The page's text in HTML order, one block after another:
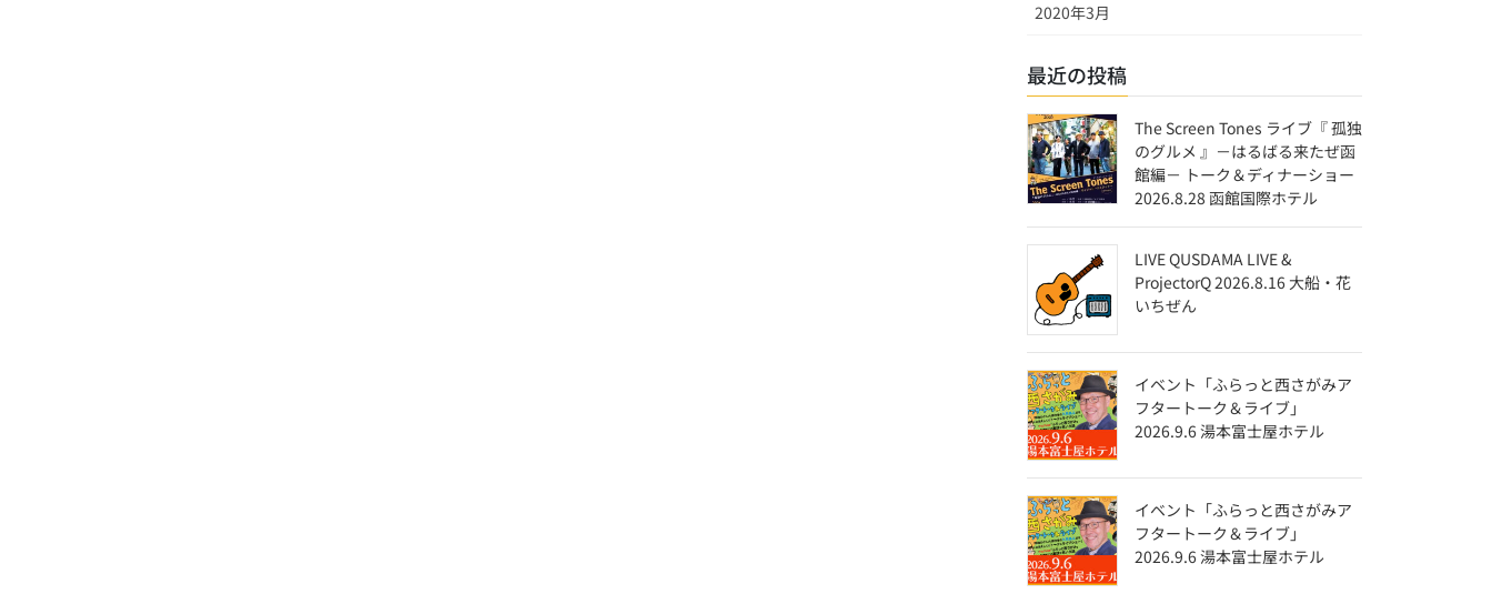
2020年3月
最近の投稿
The Screen Tones ライブ『 孤独
のグルメ 』－はるばる来たぜ函
館編－ トーク＆ディナーショー
2026.8.28 函館国際ホテル
LIVE QUSDAMA LIVE &
ProjectorQ 2026.8.16 大船・花
いちぜん
イベント「ふらっと西さがみア
フタートーク＆ライブ」
2026.9.6 湯本富士屋ホテル
イベント「ふらっと西さがみア
フタートーク＆ライブ」
2026.9.6 湯本富士屋ホテル